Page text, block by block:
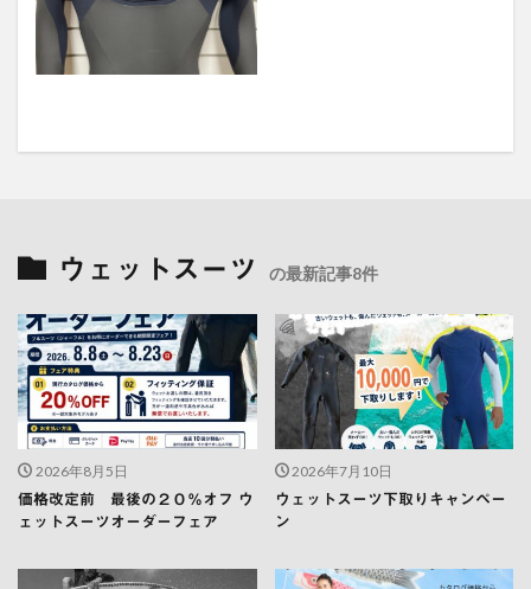
ウェットスーツ の最新記事8件
2026年8月5日
価格改定前 最後の２０％オフ ウ
ェットスーツオーダーフェア
2026年7月10日
ウェットスーツ下取りキャンペー
ン